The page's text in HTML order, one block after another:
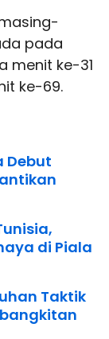
pada
menit ke-31
ke-69.
Debut
di Piala
Taktik